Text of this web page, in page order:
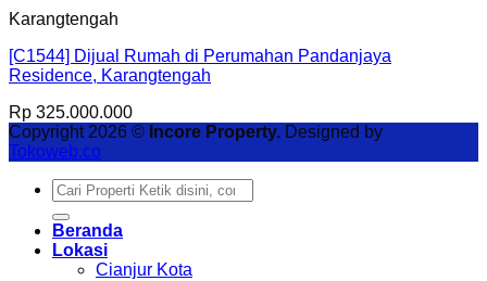
Karangtengah
[C1544] Dijual Rumah di Perumahan Pandanjaya
Residence, Karangtengah
Rp 325.000.000
Copyright 2026 © Incore Property. Designed by
Tokoweb.co
Pencarian
untuk:
Beranda
Lokasi
Cianjur Kota